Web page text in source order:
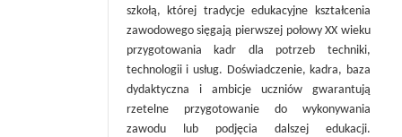
szkołą, której tradycje edukacyjne kształcenia
zawodowego sięgają pierwszej połowy XX wieku
przygotowania kadr dla potrzeb techniki,
technologii i usług. Doświadczenie, kadra, baza
dydaktyczna i ambicje uczniów gwarantują
rzetelne przygotowanie do wykonywania
zawodu lub podjęcia dalszej edukacji.